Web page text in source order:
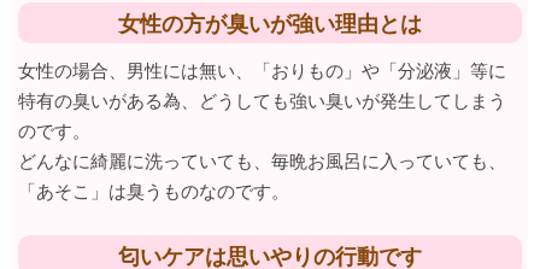
女性の方が臭いが強い理由とは
女性の場合、男性には無い、「おりもの」や「分泌液」等に
特有の臭いがある為、どうしても強い臭いが発生してしまう
のです。
どんなに綺麗に洗っていても、毎晩お風呂に入っていても、
「あそこ」は臭うものなのです。
匂いケアは思いやりの行動です